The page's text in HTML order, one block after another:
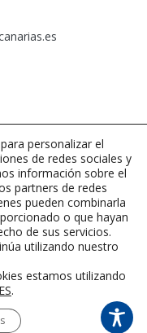
Caja de
Política de
personalizar el
de redes sociales y
información sobre el
partners de redes
pueden combinarla
o que hayan
de sus servicios.
utilizando nuestro
estamos utilizando
.